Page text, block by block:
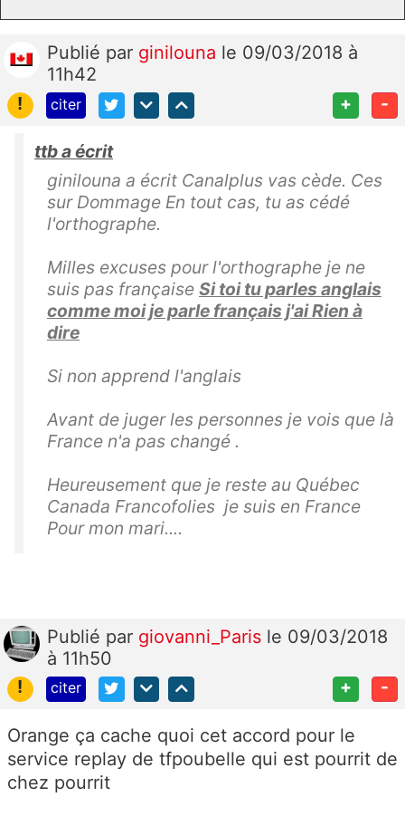
Publié par ginilouna le 09/03/2018 à
11h42
!
citer + -
ttb a écrit
ginilouna a écrit Canalplus vas cède. Ces
sur Dommage En tout cas, tu as cédé
l'orthographe.
Milles excuses pour l'orthographe je ne
suis pas française Si toi tu parles anglais
comme moi je parle français j'ai Rien à
dire
Si non apprend l'anglais
Avant de juger les personnes je vois que là
France n'a pas changé .
Heureusement que je reste au Québec
Canada Francofolies je suis en France
Pour mon mari....
Publié par giovanni_Paris le 09/03/2018
à 11h50
!
citer + -
Orange ça cache quoi cet accord pour le
service replay de tfpoubelle qui est pourrit de
chez pourrit